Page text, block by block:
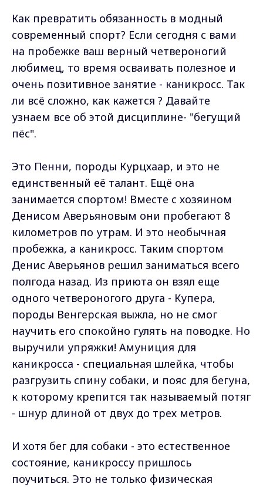
Как превратить обязанность в модный
современный спорт? Если сегодня с вами
на пробежке ваш верный четвероногий
любимец, то время осваивать полезное и
очень позитивное занятие - каникросс. Так
ли всё сложно, как кажется ? Давайте
узнаем все об этой дисциплине- "бегущий
пёс".
Это Пенни, породы Курцхаар, и это не
единственный её талант. Ещё она
занимается спортом! Вместе с хозяином
Денисом Аверьяновым они пробегают 8
километров по утрам. И это необычная
пробежка, а каникросс. Таким спортом
Денис Аверьянов решил заниматься всего
полгода назад. Из приюта он взял еще
одного четвероногого друга - Купера,
породы Венгерская выжла, но не смог
научить его спокойно гулять на поводке. Но
выручили упряжки! Амуниция для
каникросса - специальная шлейка, чтобы
разгрузить спину собаки, и пояс для бегуна,
к которому крепится так называемый потяг
- шнур длиной от двух до трех метров.
И хотя бег для собаки - это естественное
состояние, каникроссу пришлось
поучиться. Это не только физическая